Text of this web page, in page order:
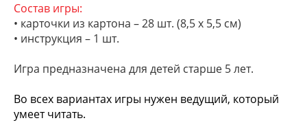
Состав игры:
• карточки из картона – 28 шт. (8,5 х 5,5 см)
• инструкция – 1 шт.
Игра предназначена для детей старше 5 лет.
Во всех вариантах игры нужен ведущий, который
умеет читать.